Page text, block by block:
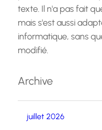
texte. Il n'a pas fait
mais s'est aussi
informatique, sans
modifié.
Archive
juillet 2026